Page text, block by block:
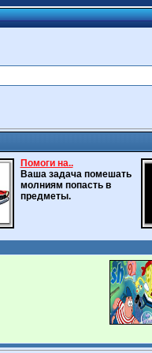
Помоги на..
Ваша задача помешать
молниям попасть в
предметы.